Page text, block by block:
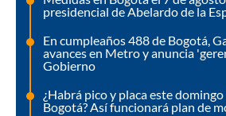
presidencial de Abelardo de la
En cumpleaños 488 de Bogotá,
avances en Metro y anuncia
Gobierno
¿Habrá pico y placa este
Bogotá? Así funcionará plan de